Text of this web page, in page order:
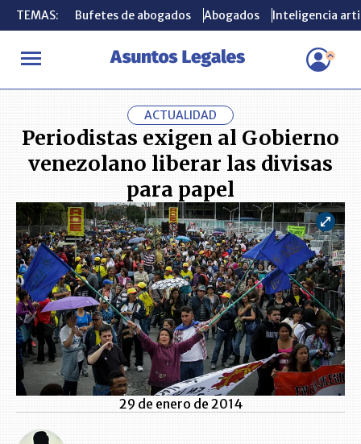
TEMAS: Bufetes de abogados Abogados Inteligencia
INICIO ACTUALIDAD Periodistas exigen al Gobierno
TEMAS: Bufetes de abogados Abogados Inteligencia
ACTUALIDAD
Periodistas exigen al Gobierno
venezolano liberar las divisas
para papel
29 de enero de 2014